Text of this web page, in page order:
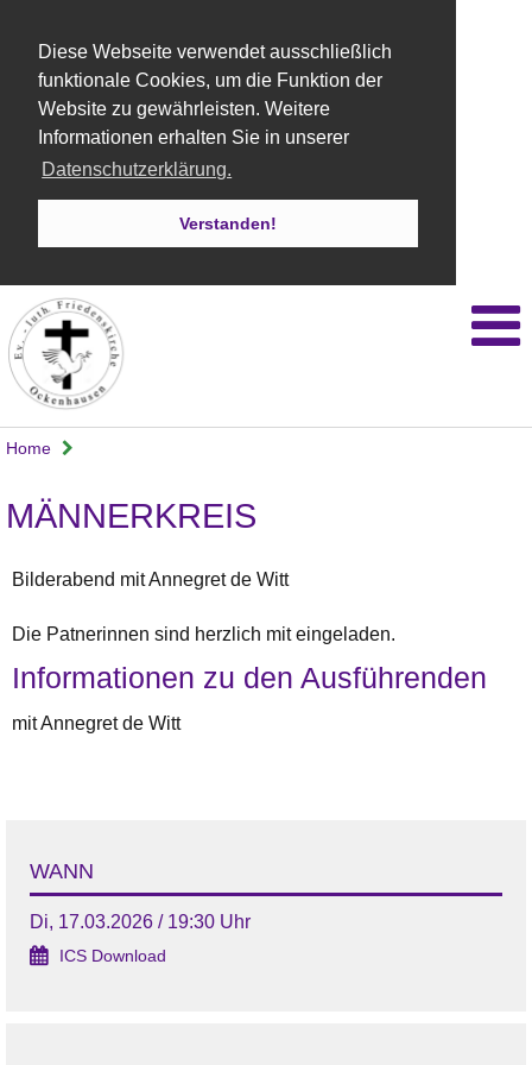
Diese Webseite verwendet ausschließlich
funktionale Cookies, um die Funktion der
Website zu gewährleisten. Weitere
Informationen erhalten Sie in unserer
Datenschutzerklärung.
Verstanden!
Home
MÄNNERKREIS
Bilderabend mit Annegret de Witt
Die Patnerinnen sind herzlich mit eingeladen.
Informationen zu den Ausführenden
mit Annegret de Witt
WANN
Di, 17.03.2026 / 19:30 Uhr
ICS Download